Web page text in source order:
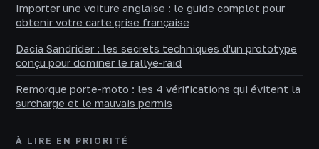
Importer une voiture anglaise : le guide complet pour
obtenir votre carte grise française
Dacia Sandrider : les secrets techniques d'un prototype
conçu pour dominer le rallye-raid
Remorque porte-moto : les 4 vérifications qui évitent la
surcharge et le mauvais permis
À LIRE EN PRIORITÉ